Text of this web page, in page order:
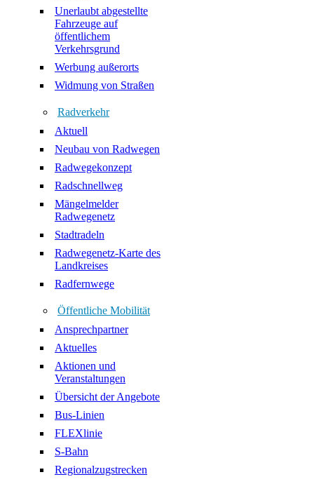
Unerlaubt abgestellte
Fahrzeuge auf
öffentlichem
Verkehrsgrund
Werbung außerorts
Widmung von Straßen
Radverkehr
Aktuell
Neubau von Radwegen
Radwegekonzept
Radschnellweg
Mängelmelder
Radwegenetz
Stadtradeln
Radwegenetz-Karte des
Landkreises
Radfernwege
Öffentliche Mobilität
Ansprechpartner
Aktuelles
Aktionen und
Veranstaltungen
Übersicht der Angebote
Bus-Linien
FLEXlinie
S-Bahn
Regionalzugstrecken